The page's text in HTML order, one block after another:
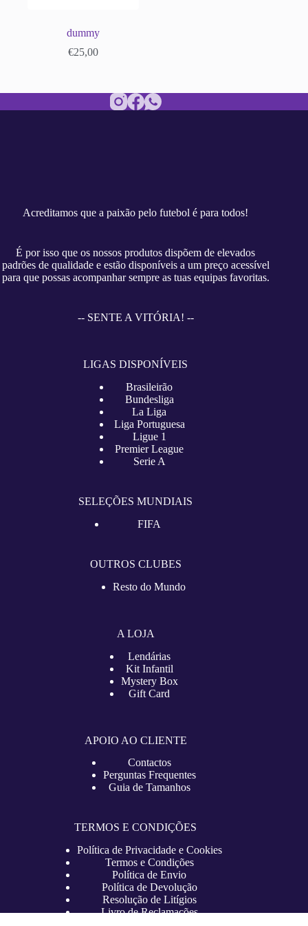
dummy
€25,00
Acreditamos que a paixão pelo futebol é para todos!
É por isso que os nossos produtos dispõem de elevados
padrões de qualidade e estão disponíveis a um preço acessível
para que possas acompanhar sempre as tuas equipas favoritas.
-- SENTE A VITÓRIA! --
LIGAS DISPONÍVEIS
Brasileirão
Bundesliga
La Liga
Liga Portuguesa
Ligue 1
Premier League
Serie A
SELEÇÕES MUNDIAIS
FIFA
OUTROS CLUBES
Resto do Mundo
A LOJA
Lendárias
Kit Infantil
Mystery Box
Gift Card
APOIO AO CLIENTE
Contactos
Perguntas Frequentes
Guia de Tamanhos
TERMOS E CONDIÇÕES
Política de Privacidade e Cookies
Termos e Condições
Política de Envio
Política de Devolução
Resolução de Litígios
Livro de Reclamações